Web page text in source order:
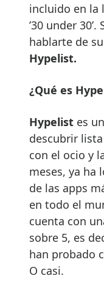
incluido en la
’30 under
hablarte de
Hypelist.
¿Qué es
Hypelist es
descubrir
con el ocio y
meses, ya ha
de las apps
en todo el
cuenta con
sobre 5, es
han probado
O casi.